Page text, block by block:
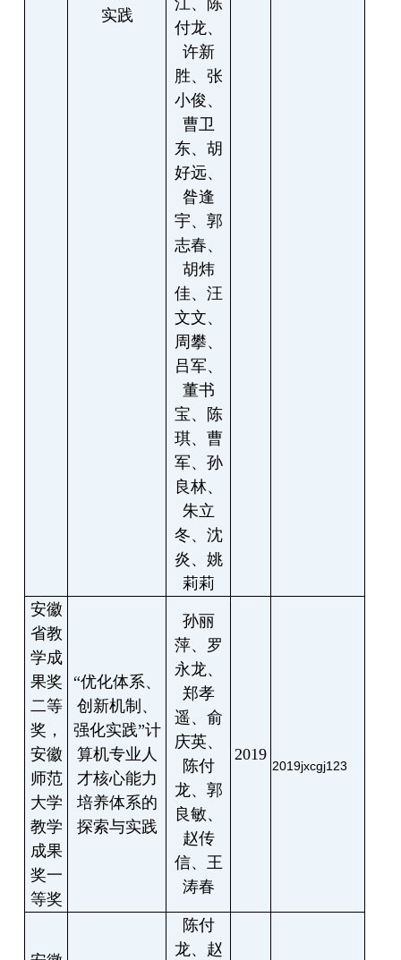
实践
江、陈
付龙、
许新
胜、张
小俊、
曹卫
东、胡
好远、
昝逢
宇、郭
志春、
胡炜
佳、汪
文文、
周攀、
吕军、
董书
宝、陈
琪、曹
军、孙
良林、
朱立
冬、沈
炎、姚
莉莉
安徽
省教
学成
果奖
二等
奖，
安徽
师范
大学
教学
成果
奖一
等奖
“优化体系、
创新机制、
强化实践”计
算机专业人
才核心能力
培养体系的
探索与实践
孙丽
萍、罗
永龙、
郑孝
遥、俞
庆英、
陈付
龙、郭
良敏、
赵传
信、王
涛春
2019
2019jxcgj123
陈付
龙、赵